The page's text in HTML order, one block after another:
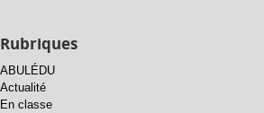
Rubriques
ABULÉDU
Actualité
En classe